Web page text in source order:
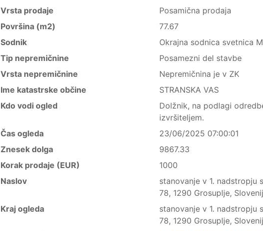
Vrsta prodaje
Posamična prodaja
Površina (m2)
77.67
Sodnik
Okrajna sodnica svetnica
Tip nepremičnine
Posamezni del stavbe
Vrsta nepremičnine
Nepremičnina je v ZK
Ime katastrske občine
STRANSKA VAS
Kdo vodi ogled
Dolžnik, na podlagi
izvršiteljem.
Čas ogleda
23/06/2025 07:00:01
Znesek dolga
9867.33
Korak prodaje (EUR)
1000
Naslov
stanovanje v 1. nadstropju
78, 1290 Grosuplje,
Kraj ogleda
stanovanje v 1. nadstropju
78, 1290 Grosuplje,